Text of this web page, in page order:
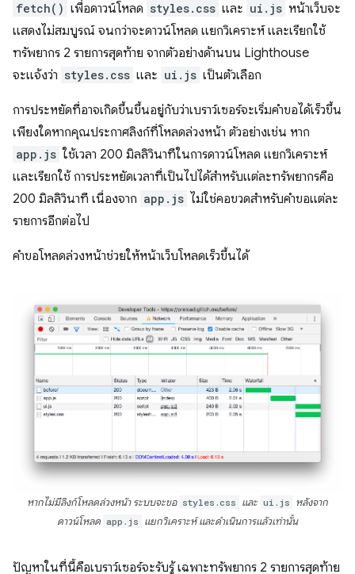
fetch() เพื่อดาวน์โหลด styles.css และ ui.js หน้าเว็บจะ
แสดงไม่สมบูรณ์ จนกว่าจะดาวน์โหลด แยกวิเคราะห์ และเรียกใช้
ทรัพยากร 2 รายการสุดท้าย จากตัวอย่างด้านบน Lighthouse
จะแจ้งว่า styles.css และ ui.js เป็นตัวเลือก
การประหยัดที่อาจเกิดขึ้นขึ้นอยู่กับว่าเบราว์เซอร์จะเริ่มคำขอได้เร็วขึ้น
เพียงใดหากคุณประกาศลิงก์ที่โหลดล่วงหน้า ตัวอย่างเช่น หาก
app.js ใช้เวลา 200 มิลลิวินาทีในการดาวน์โหลด แยกวิเคราะห์
และเรียกใช้ การประหยัดเวลาที่เป็นไปได้สำหรับแต่ละทรัพยากรคือ
200 มิลลิวินาที เนื่องจาก app.js ไม่ใช่คอขวดสำหรับคำขอแต่ละ
รายการอีกต่อไป
คำขอโหลดล่วงหน้าช่วยให้หน้าเว็บโหลดเร็วขึ้นได้
หากไม่มีลิงก์โหลดล่วงหน้า ระบบจะขอ styles.css และ ui.js หลังจาก
ดาวน์โหลด app.js แยกวิเคราะห์ และดำเนินการแล้วเท่านั้น
ปัญหาในที่นี้คือเบราว์เซอร์จะรับรู้ เฉพาะทรัพยากร 2 รายการสุดท้าย